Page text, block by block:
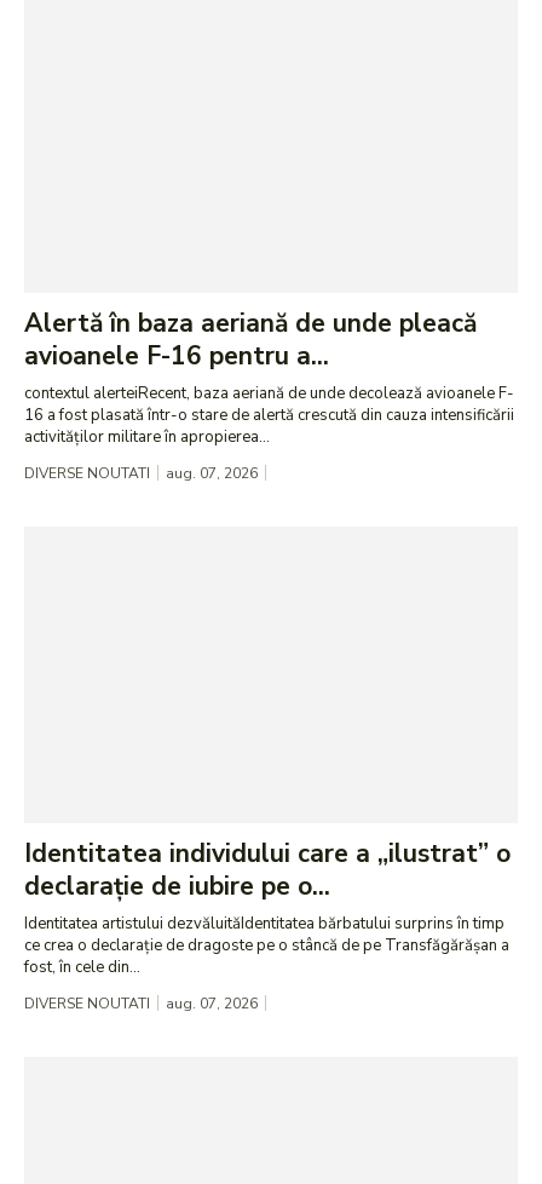
Alertă în baza aeriană de unde pleacă
avioanele F-16 pentru a...
contextul alerteiRecent, baza aeriană de unde decolează avioanele F-
16 a fost plasată într-o stare de alertă crescută din cauza intensificării
activităților militare în apropierea...
DIVERSE NOUTATI aug. 07, 2026
Identitatea individului care a „ilustrat” o
declarație de iubire pe o...
Identitatea artistului dezvăluităIdentitatea bărbatului surprins în timp
ce crea o declarație de dragoste pe o stâncă de pe Transfăgărășan a
fost, în cele din...
DIVERSE NOUTATI aug. 07, 2026